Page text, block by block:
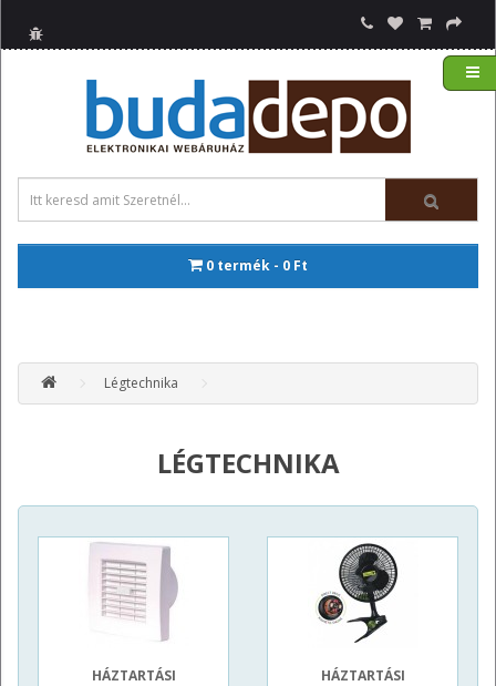
0 termék - 0 Ft
Légtechnika
LÉGTECHNIKA
HÁZTARTÁSI
HÁZTARTÁSI